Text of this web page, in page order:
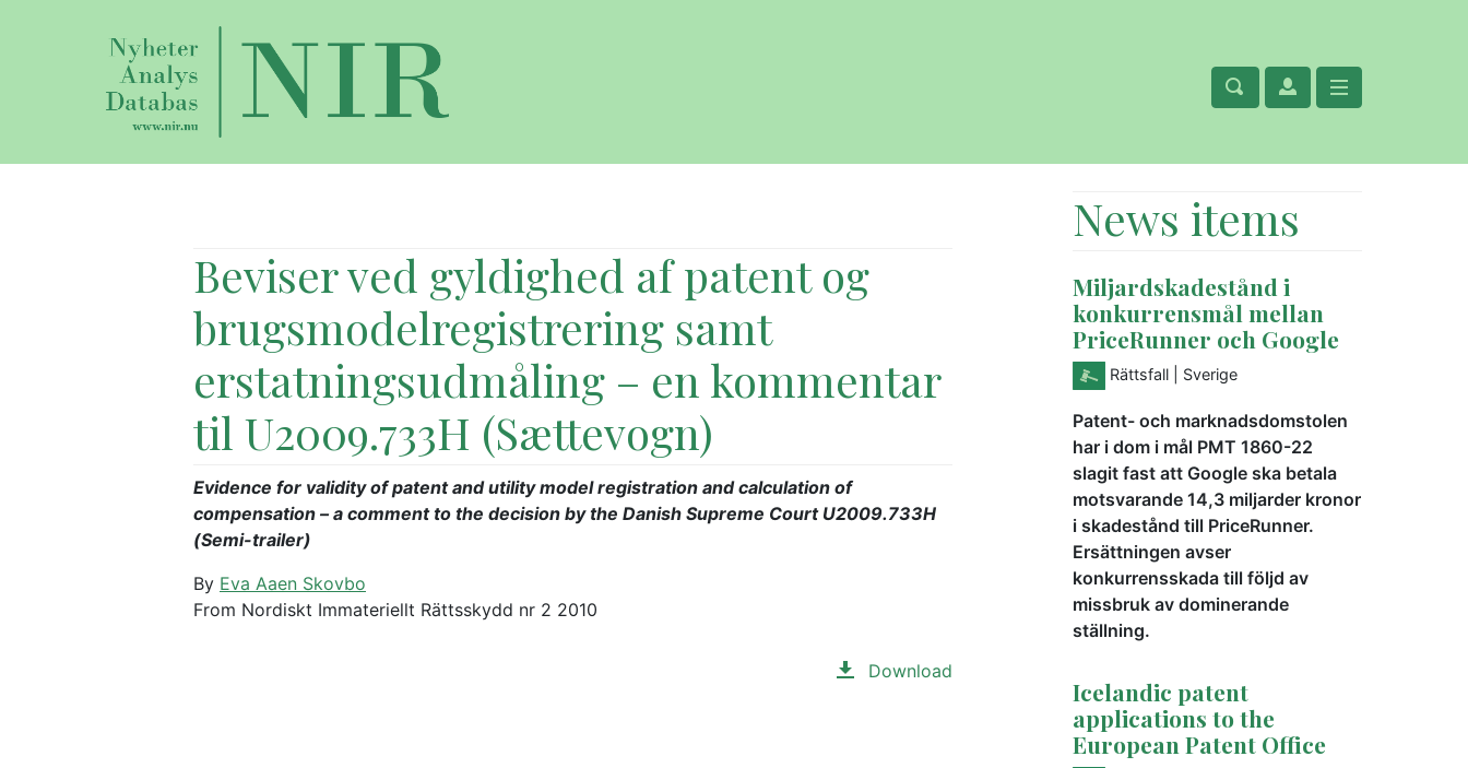
Beviser ved gyldighed af patent og
brugsmodelregistrering samt
erstatningsudmåling – en kommentar
til U2009.733H (Sættevogn)
Evidence for validity of patent and utility model registration and calculation of
compensation – a comment to the decision by the Danish Supreme Court U2009.733H
(Semi-trailer)
By Eva Aaen Skovbo
From Nordiskt Immateriellt Rättsskydd nr 2 2010
Download
News items
Miljardskadestånd i
konkurrensmål mellan
PriceRunner och Google
Rättsfall | Sverige
Patent- och marknadsdomstolen
har i dom i mål PMT 1860-22
slagit fast att Google ska betala
motsvarande 14,3 miljarder kronor
i skadestånd till PriceRunner.
Ersättningen avser
konkurrensskada till följd av
missbruk av dominerande
ställning.
Icelandic patent
applications to the
European Patent Office